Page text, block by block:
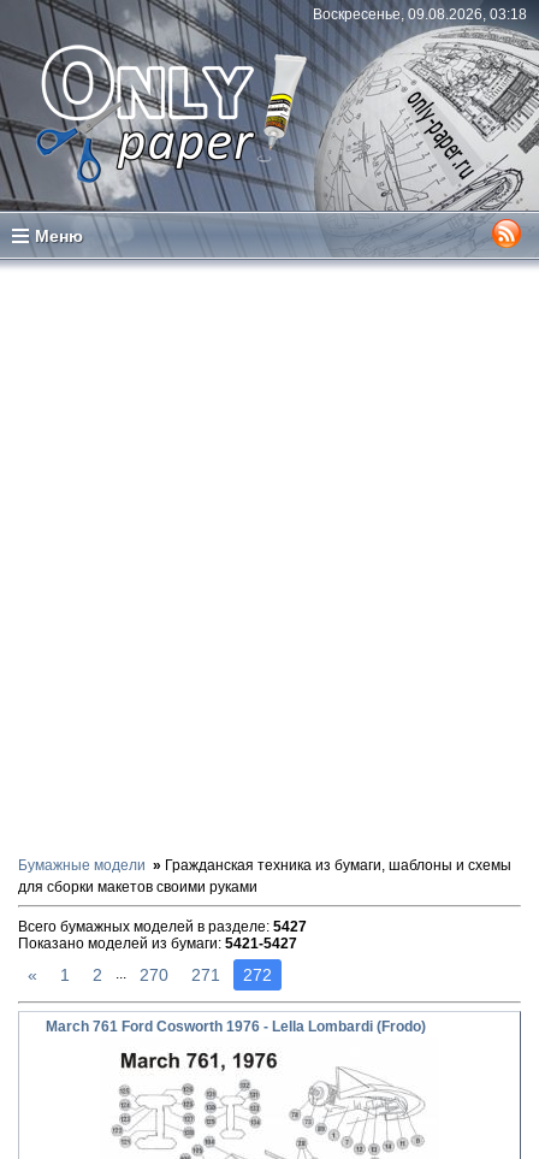
Воскресенье, 09.08.2026, 03:18
Меню
Бумажные модели
Гражданская техника из бумаги, шаблоны и схемы
для сборки макетов своими руками
Всего бумажных моделей в разделе: 5427
Показано моделей из бумаги: 5421-5427
« 1 2 ... 270 271 272
March 761 Ford Cosworth 1976 - Lella Lombardi (Frodo)